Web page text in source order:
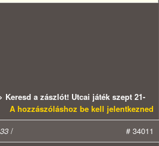
Keresd a zászlót! Utcai játék szept 21-
A hozzászóláshoz be kell jelentkezned
/
# 34011